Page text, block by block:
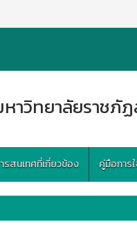
าวิทยาลัยราชภั
รสนเทศที่เกี่ยวข้อง คู่มือการ